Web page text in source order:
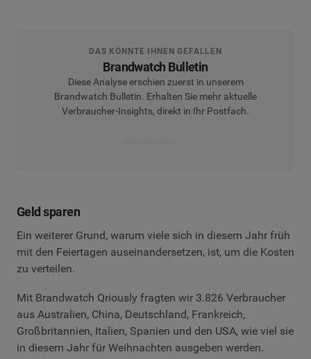
DAS KÖNNTE IHNEN GEFALLEN
Brandwatch Bulletin
Diese Analyse erschien zuerst in unserem
Brandwatch Bulletin. Erhalten Sie mehr aktuelle
Verbraucher-Insights, direkt in Ihr Postfach.
Geld sparen
Ein weiterer Grund, warum viele sich in diesem Jahr früh
mit den Feiertagen auseinandersetzen, ist, um die Kosten
zu verteilen.
Mit Brandwatch Qriously fragten wir 3.826 Verbraucher
aus Australien, China, Deutschland, Frankreich,
Großbritannien, Italien, Spanien und den USA, wie viel sie
in diesem Jahr für Weihnachten ausgeben werden.